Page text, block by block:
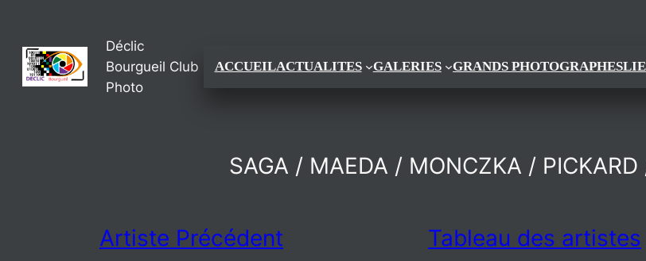
au
contenu
Déclic
Bourgueil Club
Photo
ACCUEILACTUALITES GALERIES GRANDS PHOTOGRAPHES
SAGA / MAEDA / MONCZKA /
Artiste Précédent Tableau des artistes